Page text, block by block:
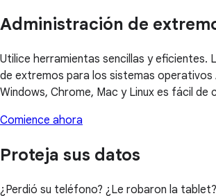
Administración de
Utilice herramientas sencillas y eficientes.
de extremos para los sistemas operativos
Windows, Chrome, Mac y Linux es fácil de
Comience ahora
Proteja sus datos
¿Perdió su teléfono? ¿Le robaron la